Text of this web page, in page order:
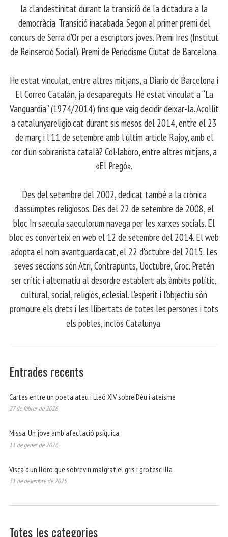
la clandestinitat durant la transició de la dictadura a la
democràcia. Transició inacabada. Segon al primer premi del
concurs de Serra d’Or per a escriptors joves. Premi Ires (Institut
de Reinserció Social). Premi de Periodisme Ciutat de Barcelona.
​ He estat vinculat, entre altres mitjans, a Diario de Barcelona i
El Correo Catalán, ja desapareguts. He estat vinculat a “La
Vanguardia” (1974/2014) fins que vaig decidir deixar-la. Acollit
a catalunyareligio.cat durant sis mesos del 2014, entre el 23
de març i l'11 de setembre amb l'últim article Rajoy, amb el
cor d'un sobiranista català? Col·laboro, entre altres mitjans, a
«El Pregó».
​ Des del setembre del 2002, dedicat també a la crònica
d'assumptes religiosos. Des del 22 de setembre de 2008, el
bloc In saecula saeculorum navega per les xarxes socials. El
bloc es converteix en web el 12 de setembre del 2014. El web
adopta el nom avantguarda.cat, el 22 d'octubre del 2015. Les
seves seccions són Atri, Contrapunts, Uoctubre, Groc. Pretén
ser crític i alternatiu al desordre establert als àmbits polític,
cultural, social, religiós, eclesial. L'esperit i l'objectiu són
promoure els drets i les llibertats de totes les persones i tots
els pobles, inclòs Catalunya.
Entrades recents
Cartes entre un poeta ateu i Lleó XIV sobre Déu i ateísme
27 de febrer de 2026
Missa. Un jove amb afectació psíquica
11 de gener de 2026
Visca d’un lloro que sobreviu malgrat el gris i grotesc Illa
31 de desembre de 2025
Totes les categories